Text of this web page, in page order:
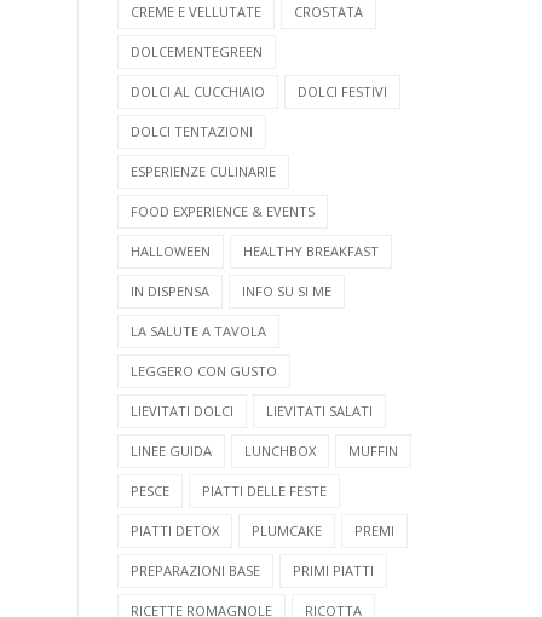
CREME E VELLUTATE CROSTATA
DOLCEMENTEGREEN
DOLCI AL CUCCHIAIO DOLCI FESTIVI
DOLCI TENTAZIONI
ESPERIENZE CULINARIE
FOOD EXPERIENCE & EVENTS
HALLOWEEN HEALTHY BREAKFAST
IN DISPENSA INFO SU SI ME
LA SALUTE A TAVOLA
LEGGERO CON GUSTO
LIEVITATI DOLCI LIEVITATI SALATI
LINEE GUIDA LUNCHBOX MUFFIN
PESCE PIATTI DELLE FESTE
PIATTI DETOX PLUMCAKE PREMI
PREPARAZIONI BASE PRIMI PIATTI
RICETTE ROMAGNOLE RICOTTA